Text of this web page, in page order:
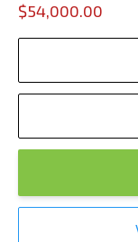
$54,000.00